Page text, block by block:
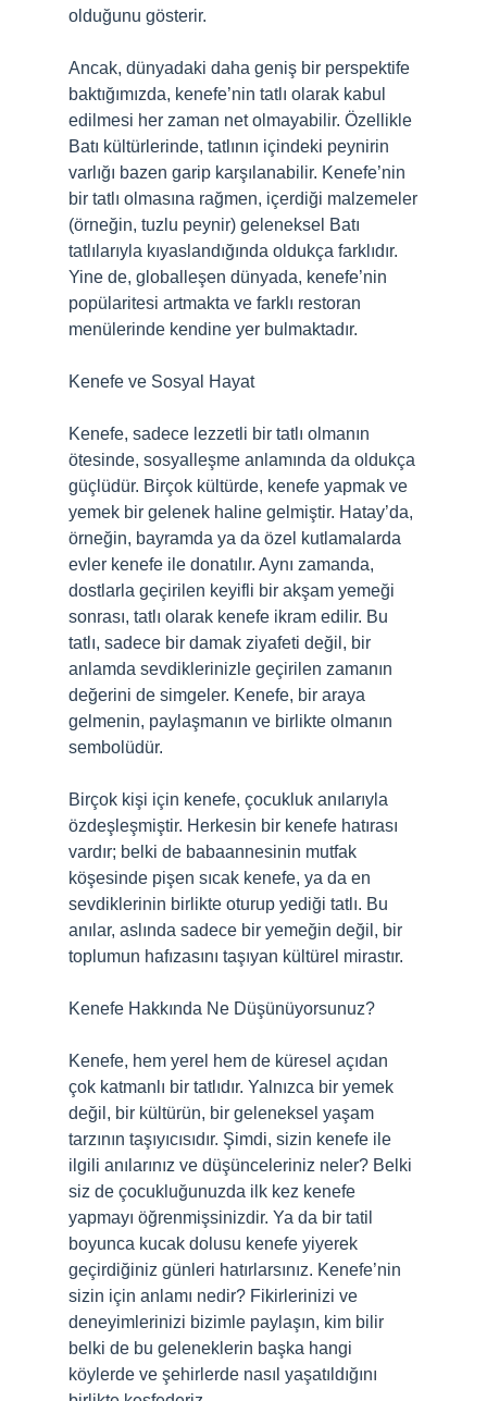
olduğunu gösterir.
Ancak, dünyadaki daha geniş bir perspektife
baktığımızda, kenefe’nin tatlı olarak kabul
edilmesi her zaman net olmayabilir. Özellikle
Batı kültürlerinde, tatlının içindeki peynirin
varlığı bazen garip karşılanabilir. Kenefe’nin
bir tatlı olmasına rağmen, içerdiği malzemeler
(örneğin, tuzlu peynir) geleneksel Batı
tatlılarıyla kıyaslandığında oldukça farklıdır.
Yine de, globalleşen dünyada, kenefe’nin
popülaritesi artmakta ve farklı restoran
menülerinde kendine yer bulmaktadır.
Kenefe ve Sosyal Hayat
Kenefe, sadece lezzetli bir tatlı olmanın
ötesinde, sosyalleşme anlamında da oldukça
güçlüdür. Birçok kültürde, kenefe yapmak ve
yemek bir gelenek haline gelmiştir. Hatay’da,
örneğin, bayramda ya da özel kutlamalarda
evler kenefe ile donatılır. Aynı zamanda,
dostlarla geçirilen keyifli bir akşam yemeği
sonrası, tatlı olarak kenefe ikram edilir. Bu
tatlı, sadece bir damak ziyafeti değil, bir
anlamda sevdiklerinizle geçirilen zamanın
değerini de simgeler. Kenefe, bir araya
gelmenin, paylaşmanın ve birlikte olmanın
sembolüdür.
Birçok kişi için kenefe, çocukluk anılarıyla
özdeşleşmiştir. Herkesin bir kenefe hatırası
vardır; belki de babaannesinin mutfak
köşesinde pişen sıcak kenefe, ya da en
sevdiklerinin birlikte oturup yediği tatlı. Bu
anılar, aslında sadece bir yemeğin değil, bir
toplumun hafızasını taşıyan kültürel mirastır.
Kenefe Hakkında Ne Düşünüyorsunuz?
Kenefe, hem yerel hem de küresel açıdan
çok katmanlı bir tatlıdır. Yalnızca bir yemek
değil, bir kültürün, bir geleneksel yaşam
tarzının taşıyıcısıdır. Şimdi, sizin kenefe ile
ilgili anılarınız ve düşünceleriniz neler? Belki
siz de çocukluğunuzda ilk kez kenefe
yapmayı öğrenmişsinizdir. Ya da bir tatil
boyunca kucak dolusu kenefe yiyerek
geçirdiğiniz günleri hatırlarsınız. Kenefe’nin
sizin için anlamı nedir? Fikirlerinizi ve
deneyimlerinizi bizimle paylaşın, kim bilir
belki de bu geleneklerin başka hangi
köylerde ve şehirlerde nasıl yaşatıldığını